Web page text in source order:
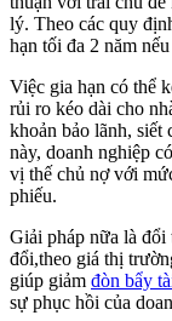
lý. Theo các quy
hạn tối đa 2 năm
Việc gia hạn có thể
rủi ro kéo dài cho
khoản bảo lãnh,
này, doanh nghiệp
vị thế chủ nợ với
phiếu.
Giải pháp nữa là đổi
đổi,theo giá thị
giúp giảm đòn bẩy
sự phục hồi của